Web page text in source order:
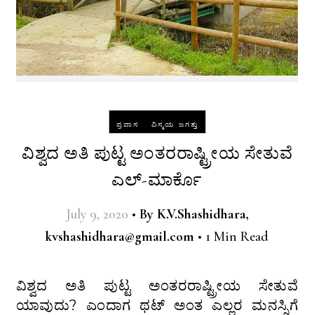
ಪ್ರವಾಸ ವಿಸ್ಮಯ ಜಗತ್ತು
ವಿಶ್ವದ ಅತಿ ಪುಟ್ಟ ಅಂತರರಾಷ್ಟ್ರೀಯ ಸೇತುವೆ
ಎಲ್-ಮಾರ್ಕೊ
July 9, 2020 • By K.V.Shashidhara,
kvshashidhara@gmail.com • 1 Min Read
ವಿಶ್ವದ ಅತಿ ಪುಟ್ಟ ಅಂತರರಾಷ್ಟ್ರೀಯ ಸೇತುವೆ
ಯಾವುದು? ಎಂದಾಗ ಥಟ್ ಅಂತ ಎಲ್ಲರ ಮನಸ್ಸಿಗೆ